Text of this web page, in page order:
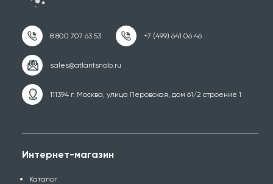
111394 г. Москва, улица Перовская, дом 61/2 строение 1
Интернет-магазин
Каталог